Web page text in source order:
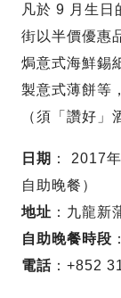
凡於 9 月生
街以半價優惠
焗意式海鮮錫
製意式薄餅等
（須「讚好」
日期 ： 2017
自助晚餐）
地址 ：九龍新
自助晚餐時段
電話 ：+852